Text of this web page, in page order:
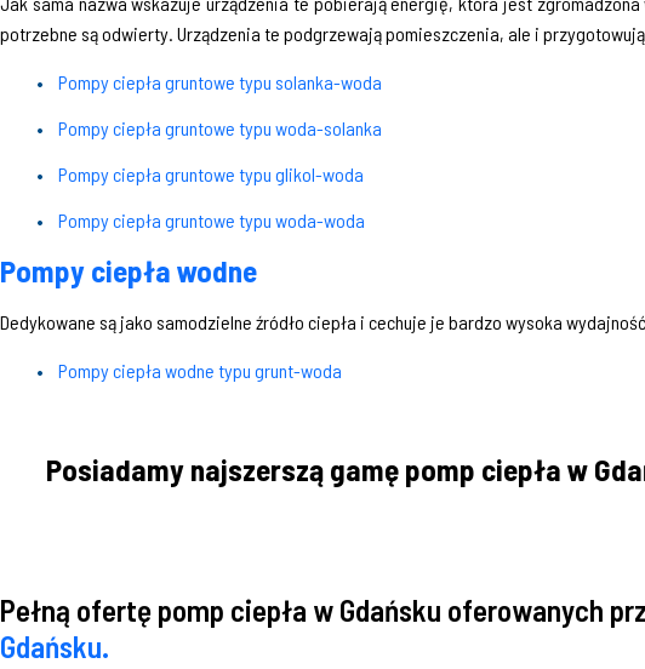
potrzebne są odwierty. Urządzenia te podgrzewają pomieszczenia, ale i
Pompy ciepła gruntowe typu solanka-woda
Pompy ciepła gruntowe typu woda-solanka
Pompy ciepła gruntowe typu glikol-woda
Pompy ciepła gruntowe typu woda-woda
Pompy ciepła wodne
Dedykowane są jako samodzielne źródło ciepła i cechuje je bardzo wysoka
Pompy ciepła wodne typu grunt-woda
Posiadamy najszerszą gamę pomp ciepła w
Pełną ofertę pomp ciepła w Gdańsku oferowanych
Gdańsku.